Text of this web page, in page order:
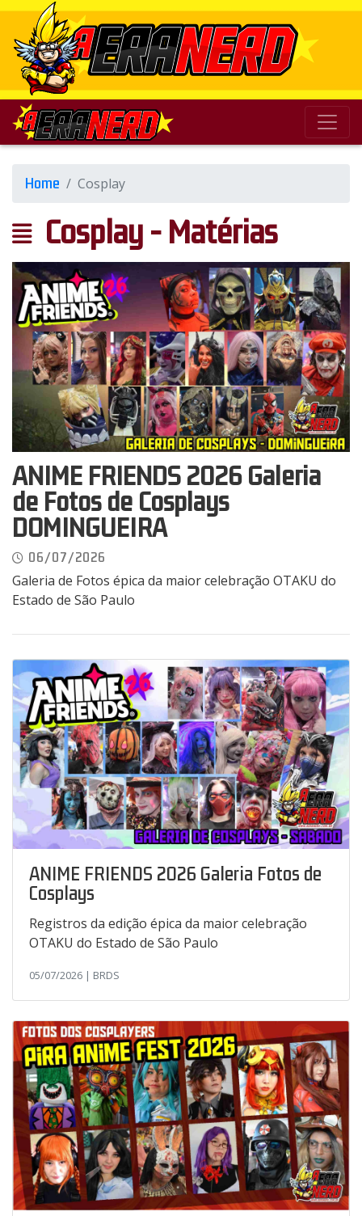
Home Cosplay
Cosplay - Matérias
ANIME FRIENDS 2026 Galeria
de Fotos de Cosplays
DOMINGUEIRA
06/07/2026
Galeria de Fotos épica da maior celebração OTAKU do
Estado de São Paulo
ANIME FRIENDS 2026 Galeria Fotos de
Cosplays
Registros da edição épica da maior celebração
OTAKU do Estado de São Paulo
05/07/2026 | BRDS